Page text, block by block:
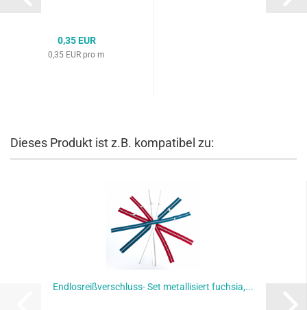
0,35 EUR
0,35 EUR pro m
Dieses Produkt ist z.B. kompatibel zu:
Endlosreißverschluss- Set metallisiert fuchsia,...